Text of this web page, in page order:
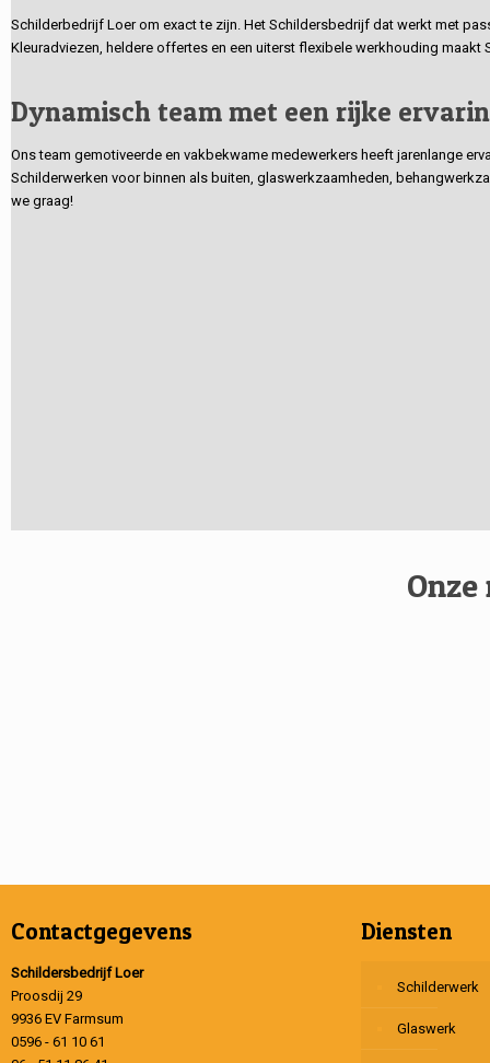
Schilderbedrijf Loer om exact te zijn. Het Schildersbedrijf dat werkt met
Kleuradviezen, heldere offertes en een uiterst flexibele werkhouding
Dynamisch team met een rijke
Ons team gemotiveerde en vakbekwame medewerkers heeft jarenlange
Schilderwerken voor binnen als buiten, glaswerkzaamheden,
we graag!
Contactgegevens
Schildersbedrijf Loer
Proosdij 29
9936 EV Farmsum
0596 - 61 10 61
Diensten
Schilderwerk
Glaswerk